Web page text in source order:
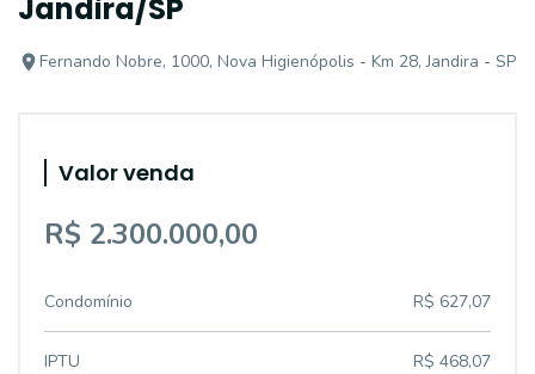
Jandira/SP
Fernando Nobre, 1000, Nova Higienópolis - Km 28, Jandira - SP
Valor venda
R$ 2.300.000,00
Condomínio R$ 627,07
IPTU R$ 468,07